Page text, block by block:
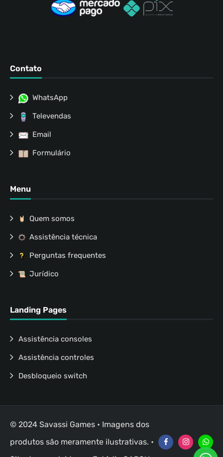
Contato
WhatsApp
Televendas
Email
Formulário
Menu
Quem somos
Assistência técnica
Perguntas frequentes
Jurídico
Landing Pages
Assistência consoles
Assistência controles
Desbloqueio switch
© 2024 Savassi Games • Imagens dos
produtos são meramente ilustrativas. •